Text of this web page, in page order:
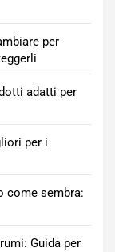
per
adatti per
per i
come sembra:
Guida per